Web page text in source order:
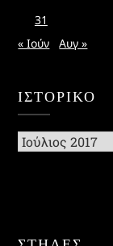
31
« Ιούν
Αυγ »
ΙΣΤΟΡΙΚΌ
Ιστορικό